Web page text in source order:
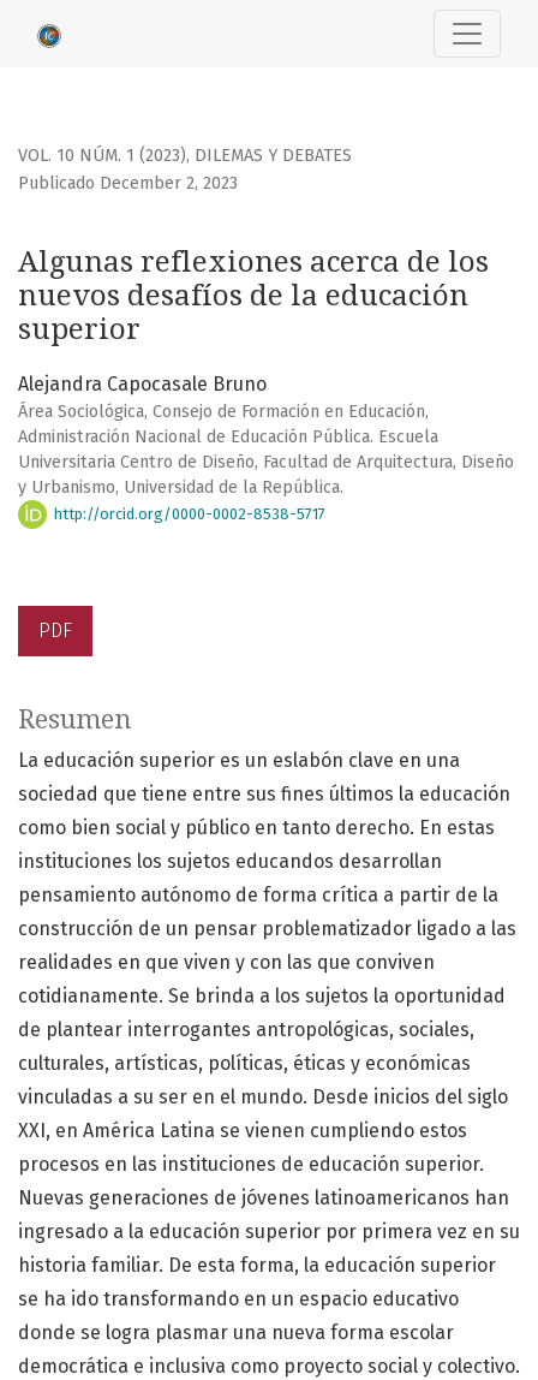
Algunas reflexiones acerca de los nuevos desafíos de la
VOL. 10 NÚM. 1 (2023), DILEMAS Y DEBATES
Algunas reflexiones acerca de los
nuevos desafíos de la educación
superior
Publicado December 2, 2023
Alejandra Capocasale Bruno
Área Sociológica, Consejo de Formación en Educación,
Administración Nacional de Educación Pública. Escuela
Universitaria Centro de Diseño, Facultad de Arquitectura, Diseño
y Urbanismo, Universidad de la República.
http://orcid.org/0000-0002-8538-5717
PDF
Resumen
La educación superior es un eslabón clave en una
sociedad que tiene entre sus fines últimos la educación
como bien social y público en tanto derecho. En estas
instituciones los sujetos educandos desarrollan
pensamiento autónomo de forma crítica a partir de la
construcción de un pensar problematizador ligado a las
realidades en que viven y con las que conviven
cotidianamente. Se brinda a los sujetos la oportunidad
de plantear interrogantes antropológicas, sociales,
culturales, artísticas, políticas, éticas y económicas
vinculadas a su ser en el mundo. Desde inicios del siglo
XXI, en América Latina se vienen cumpliendo estos
procesos en las instituciones de educación superior.
Nuevas generaciones de jóvenes latinoamericanos han
ingresado a la educación superior por primera vez en su
historia familiar. De esta forma, la educación superior
se ha ido transformando en un espacio educativo
donde se logra plasmar una nueva forma escolar
democrática e inclusiva como proyecto social y colectivo.